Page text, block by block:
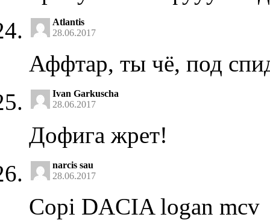
Atlantis
28.06.2017
Аффтар, ты чё, под
Ivan Garkuscha
28.06.2017
Дофига жрет!
narcis sau
28.06.2017
Copi DACIA logan mcv